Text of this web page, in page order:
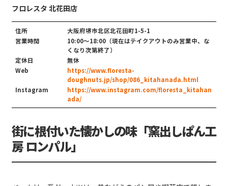
フロレスタ 北花田店
住所
大阪府堺市北区北花田町1-5-1
営業時間
10:00〜18:00（現在はテイクアウトのみ営業中、な
くなり次第終了）
定休日
無休
Web
https://www.floresta-
doughnuts.jp/shop/086_kitahanada.html
Instagram
https://www.instagram.com/floresta_kitahan
ada/
街に根付いた懐かしの味「窯出しぱん工
房 ロンパル」